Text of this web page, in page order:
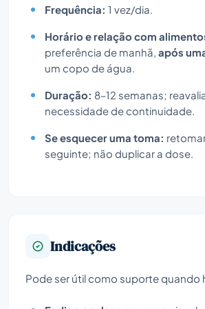
Frequência: 1 vez/dia.
Horário e relação com
preferência de manhã, após
um copo de água.
Duração: 8–12 semanas;
necessidade de continuidade.
Se esquecer uma toma:
seguinte; não duplicar a dose.
Indicações
Pode ser útil como suporte quando